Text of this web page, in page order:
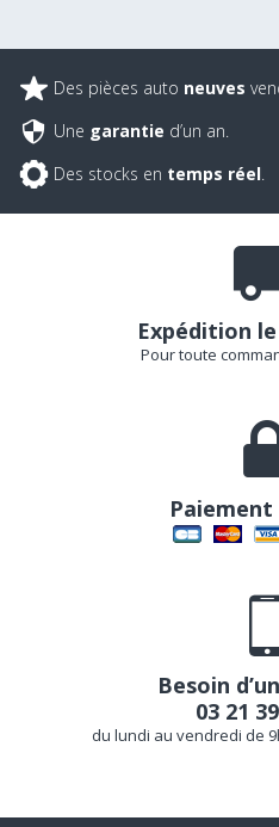
Des pièces auto neuves
Une garantie d’un an.
Des stocks en temps réel.
Expédition
Pour toute
Paiement
Besoin
03 21
du lundi au vendredi de